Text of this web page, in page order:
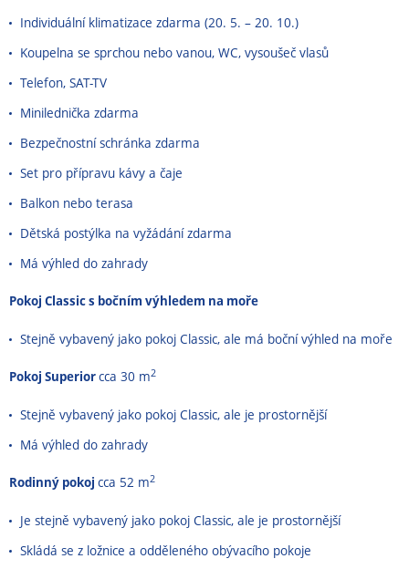
Individuální klimatizace zdarma (20. 5. – 20. 10.)
Koupelna se sprchou nebo vanou, WC, vysoušeč vlasů
Telefon, SAT-TV
Minilednička zdarma
Bezpečnostní schránka zdarma
Set pro přípravu kávy a čaje
Balkon nebo terasa
Dětská postýlka na vyžádání zdarma
Má výhled do zahrady
Pokoj Classic s bočním výhledem na moře
Stejně vybavený jako pokoj Classic, ale má boční výhled na moře
Pokoj Superiorcca 30 m2
Stejně vybavený jako pokoj Classic, ale je prostornější
Má výhled do zahrady
Rodinný pokoj cca 52 m2
Je stejně vybavený jako pokoj Classic, ale je prostornější
Skládá se z ložnice a odděleného obývacího pokoje